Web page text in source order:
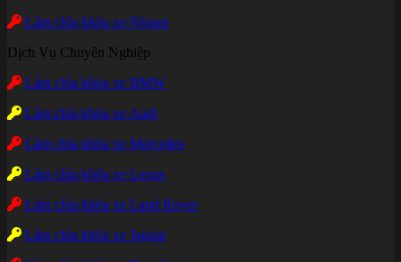
Làm chìa khóa xe Nissan
Dịch Vụ Chuyên Nghiệp
Làm chìa khóa xe BMW
Làm chìa khóa xe Audi
Làm chìa khóa xe Mercedes
Làm chìa khóa xe Lexus
Làm chìa khóa xe Land Rover
Làm chìa khóa xe Jaguar